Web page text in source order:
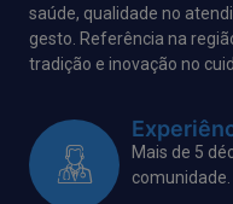
saúde, qualidade no
gesto. Referência na
tradição e inovação no
Mais de 5
comunidade.